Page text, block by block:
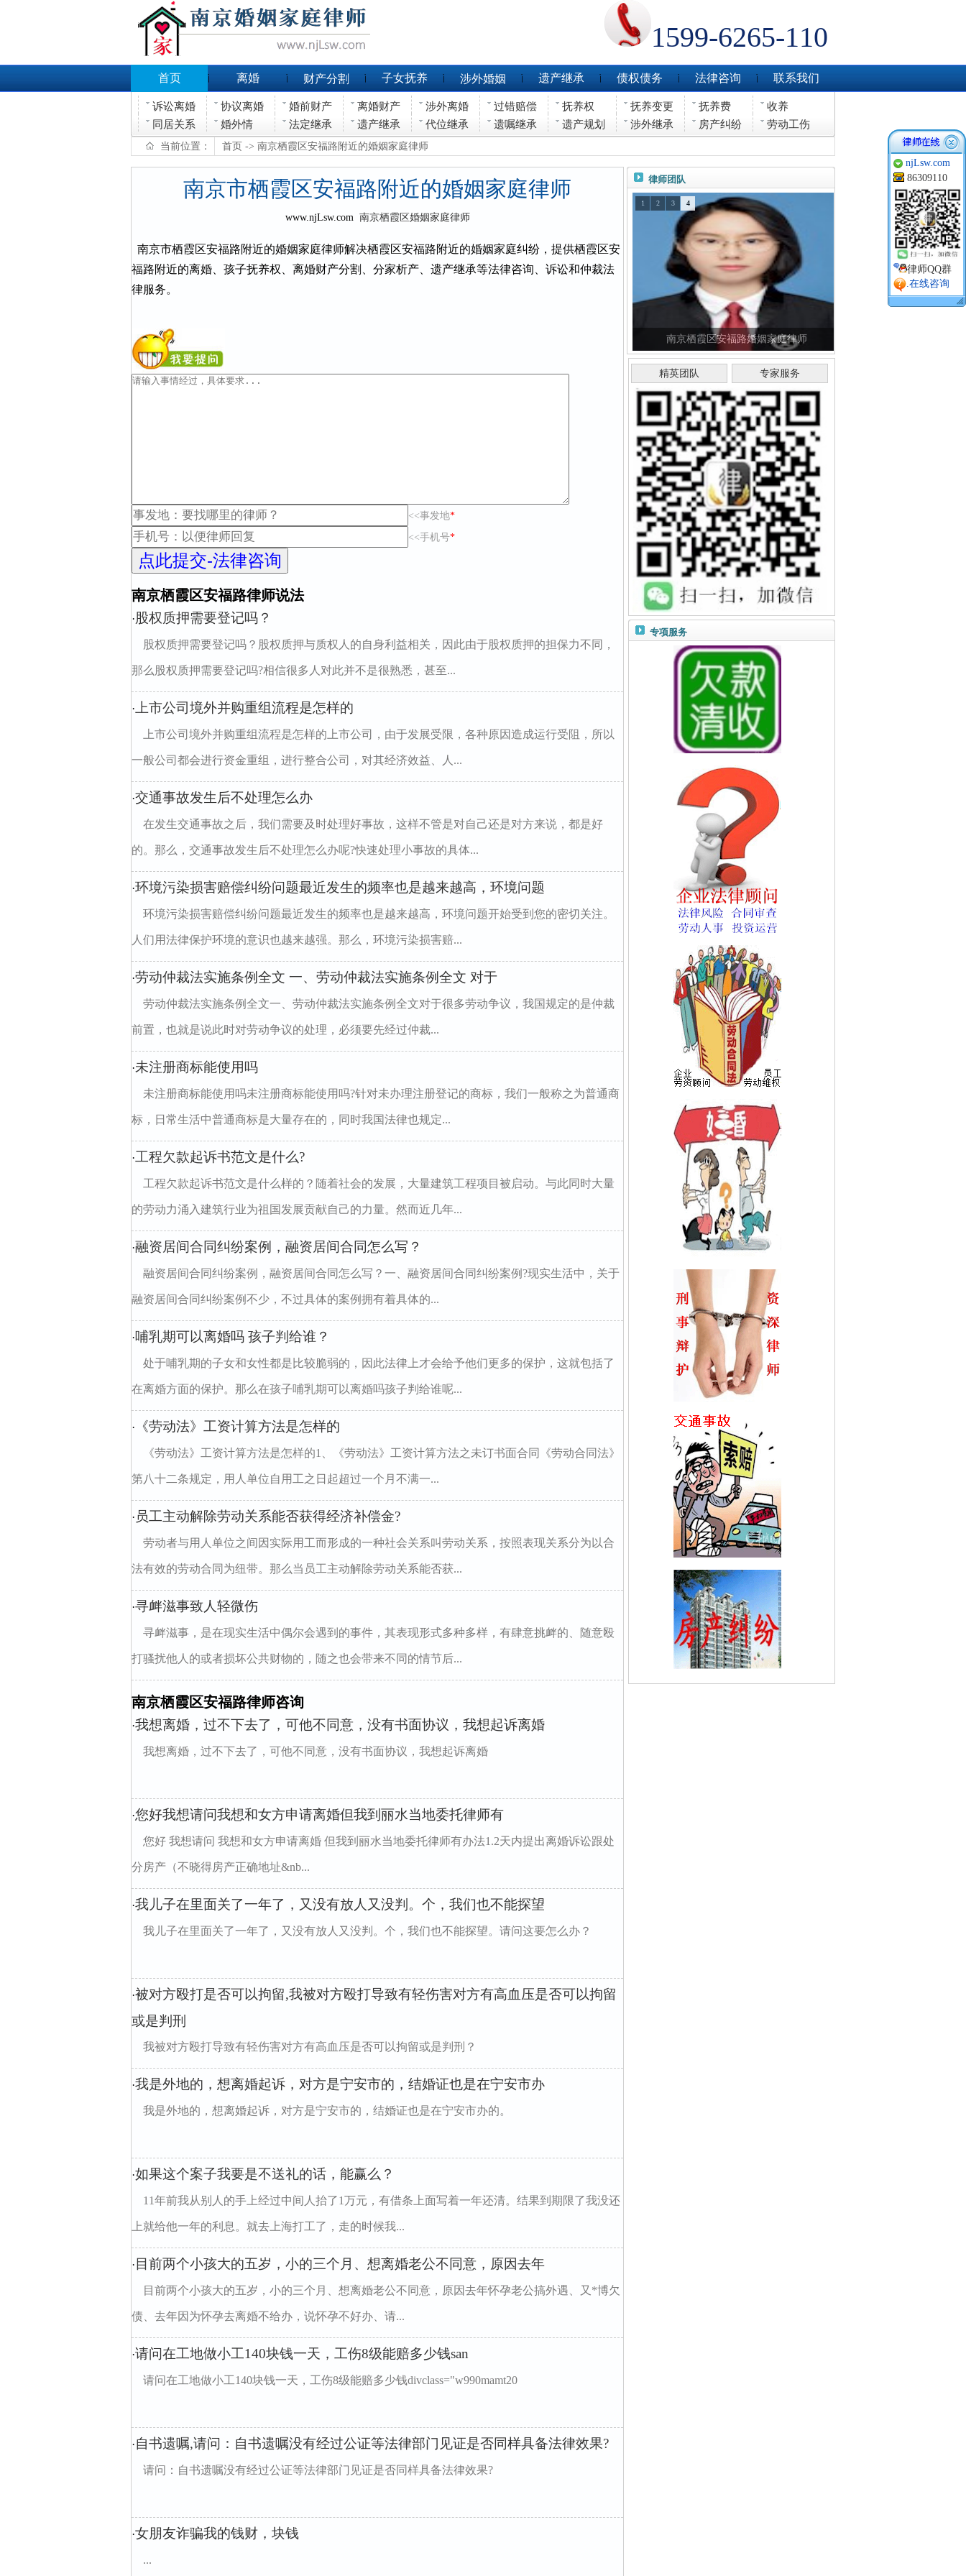
1599-6265-110
首页 离婚 财产分割 子女抚养 涉外婚姻 遗产继承 债权债务 法律咨询 联系我们
诉讼离婚 协议离婚 婚前财产 离婚财产 涉外离婚 过错赔偿 抚养权 抚养变更 抚养费
收养
同居关系
婚外情 法定继承 遗产继承 代位继承 遗嘱继承 遗产规划 涉外继承 房产纠纷 劳动工伤
当前位置： 首页 -> 南京栖霞区安福路附近的婚姻家庭律师
南京市栖霞区安福路附近的婚姻家庭律师
www.njLsw.com 南京栖霞区婚姻家庭律师
南京市栖霞区安福路附近的婚姻家庭律师解决栖霞区安福路附近的婚姻家庭纠纷，提供栖霞区安
福路附近的离婚、孩子抚养权、离婚财产分割、分家析产、遗产继承等法律咨询、诉讼和仲裁法
律服务。
<<事发地*
<<手机号*
南京栖霞区安福路律师说法
·股权质押需要登记吗？
股权质押需要登记吗？股权质押与质权人的自身利益相关，因此由于股权质押的担保力不同，
那么股权质押需要登记吗?相信很多人对此并不是很熟悉，甚至...
· 上市公司境外并购重组流程是怎样的
上市公司境外并购重组流程是怎样的上市公司，由于发展受限，各种原因造成运行受阻，所以
一般公司都会进行资金重组，进行整合公司，对其经济效益、人...
·交通事故发生后不处理怎么办
在发生交通事故之后，我们需要及时处理好事故，这样不管是对自己还是对方来说，都是好
的。那么，交通事故发生后不处理怎么办呢?快速处理小事故的具体...
·环境污染损害赔偿纠纷问题最近发生的频率也是越来越高，环境问题
环境污染损害赔偿纠纷问题最近发生的频率也是越来越高，环境问题开始受到您的密切关注。
人们用法律保护环境的意识也越来越强。那么，环境污染损害赔...
·劳动仲裁法实施条例全文 一、劳动仲裁法实施条例全文 对于
劳动仲裁法实施条例全文一、劳动仲裁法实施条例全文对于很多劳动争议，我国规定的是仲裁
前置，也就是说此时对劳动争议的处理，必须要先经过仲裁...
·未注册商标能使用吗
未注册商标能使用吗未注册商标能使用吗?针对未办理注册登记的商标，我们一般称之为普通商
标，日常生活中普通商标是大量存在的，同时我国法律也规定...
·工程欠款起诉书范文是什么?
工程欠款起诉书范文是什么样的？随着社会的发展，大量建筑工程项目被启动。与此同时大量
的劳动力涌入建筑行业为祖国发展贡献自己的力量。然而近几年...
·融资居间合同纠纷案例，融资居间合同怎么写？
融资居间合同纠纷案例，融资居间合同怎么写？一、融资居间合同纠纷案例?现实生活中，关于
融资居间合同纠纷案例不少，不过具体的案例拥有着具体的...
·哺乳期可以离婚吗 孩子判给谁？
处于哺乳期的子女和女性都是比较脆弱的，因此法律上才会给予他们更多的保护，这就包括了
在离婚方面的保护。那么在孩子哺乳期可以离婚吗孩子判给谁呢...
· 《劳动法》工资计算方法是怎样的
《劳动法》工资计算方法是怎样的1、《劳动法》工资计算方法之未订书面合同《劳动合同法》
第八十二条规定，用人单位自用工之日起超过一个月不满一...
· 员工主动解除劳动关系能否获得经济补偿金?
劳动者与用人单位之间因实际用工而形成的一种社会关系叫劳动关系，按照表现关系分为以合
法有效的劳动合同为纽带。那么当员工主动解除劳动关系能否获...
·寻衅滋事致人轻微伤
寻衅滋事，是在现实生活中偶尔会遇到的事件，其表现形式多种多样，有肆意挑衅的、随意殴
打骚扰他人的或者损坏公共财物的，随之也会带来不同的情节后...
南京栖霞区安福路律师咨询
·我想离婚，过不下去了，可他不同意，没有书面协议，我想起诉离婚
我想离婚，过不下去了，可他不同意，没有书面协议，我想起诉离婚
·您好我想请问我想和女方申请离婚但我到丽水当地委托律师有
您好 我想请问 我想和女方申请离婚 但我到丽水当地委托律师有办法1.2天内提出离婚诉讼跟处
分房产（不晓得房产正确地址&nb...
·我儿子在里面关了一年了，又没有放人又没判。个，我们也不能探望
我儿子在里面关了一年了，又没有放人又没判。个，我们也不能探望。请问这要怎么办？
·被对方殴打是否可以拘留,我被对方殴打导致有轻伤害对方有高血压是否可以拘留
或是判刑
我被对方殴打导致有轻伤害对方有高血压是否可以拘留或是判刑？
·我是外地的，想离婚起诉，对方是宁安市的，结婚证也是在宁安市办
我是外地的，想离婚起诉，对方是宁安市的，结婚证也是在宁安市办的。
·如果这个案子我要是不送礼的话，能赢么？
11年前我从别人的手上经过中间人抬了1万元，有借条上面写着一年还清。结果到期限了我没还
上就给他一年的利息。就去上海打工了，走的时候我...
· 目前两个小孩大的五岁，小的三个月、想离婚老公不同意，原因去年
目前两个小孩大的五岁，小的三个月、想离婚老公不同意，原因去年怀孕老公搞外遇、又*博欠
债、去年因为怀孕去离婚不给办，说怀孕不好办、请...
·请问在工地做小工140块钱一天，工伤8级能赔多少钱san
请问在工地做小工140块钱一天，工伤8级能赔多少钱divclass="w990mamt20
·自书遗嘱,请问：自书遗嘱没有经过公证等法律部门见证是否同样具备法律效果?
请问：自书遗嘱没有经过公证等法律部门见证是否同样具备法律效果?
·女朋友诈骗我的钱财，块钱
...
律师团队
南京栖霞区安福路婚姻家庭律师
1 2 3 4
精英团队 专家服务
专项服务
飞花村婚姻家庭律师 金山花苑婚姻家庭律
njLsw.com
86309110
律师QQ群
.在线咨询